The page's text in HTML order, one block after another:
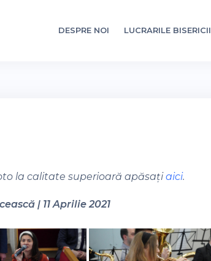
DESPRE NOI LUCRARILE BISERICII
la calitate superioară apăsațiaici.
| 11 Aprilie 2021